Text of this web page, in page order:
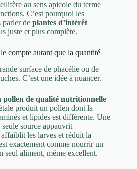
au sens apicole du terme
C’est pourquoi les
parler de plantes d’intérêt
juste et plus complète.
compte autant que la quantité
surface de phacélie ou de
C’est une idée à nuancer.
pollen de qualité nutritionnelle
produit un pollen dont la
et lipides est différente. Une
source appauvrit
les larves et réduit la
exactement comme nourrir un
seul aliment, même excellent.